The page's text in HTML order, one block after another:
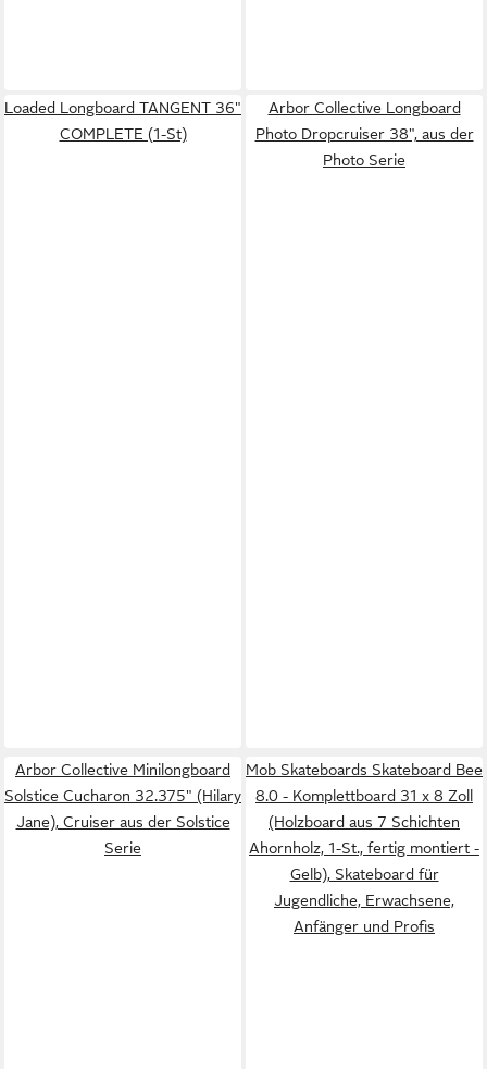
Loaded Longboard TANGENT 36"
COMPLETE (1-St)
Arbor Collective Longboard
Photo Dropcruiser 38", aus der
Photo Serie
Arbor Collective Minilongboard
Solstice Cucharon 32.375" (Hilary
Jane), Cruiser aus der Solstice
Serie
Mob Skateboards Skateboard Bee
8.0 - Komplettboard 31 x 8 Zoll
(Holzboard aus 7 Schichten
Ahornholz, 1-St., fertig montiert -
Gelb), Skateboard für
Jugendliche, Erwachsene,
Anfänger und Profis